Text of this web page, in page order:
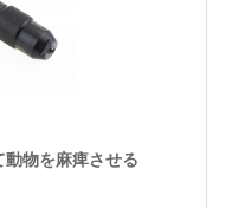
物を麻痺させる